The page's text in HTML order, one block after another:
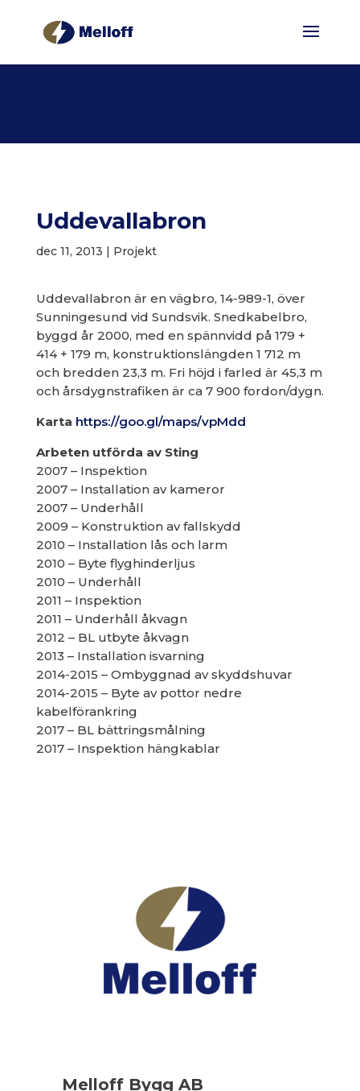
Uddevallabron
dec 11, 2013 | Projekt
Uddevallabron är en vägbro, 14-989-1, över
Sunningesund vid Sundsvik. Snedkabelbro,
byggd år 2000, med en spännvidd på 179 +
414 + 179 m, konstruktionslängden 1 712 m
och bredden 23,3 m. Fri höjd i farled är 45,3 m
och årsdygnstrafiken är ca 7 900 fordon/dygn.
Karta https://goo.gl/maps/vpMdd
Arbeten utförda av Sting
2007 – Inspektion
2007 – Installation av kameror
2007 – Underhåll
2009 – Konstruktion av fallskydd
2010 – Installation lås och larm
2010 – Byte flyghinderljus
2010 – Underhåll
2011 – Inspektion
2011 – Underhåll åkvagn
2012 – BL utbyte åkvagn
2013 – Installation isvarning
2014-2015 – Ombyggnad av skyddshuvar
2014-2015 – Byte av pottor nedre
kabelförankring
2017 – BL bättringsmålning
2017 – Inspektion hängkablar
Melloff Bygg AB